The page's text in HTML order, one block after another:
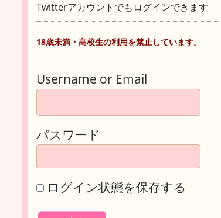
Twitterアカウントでもログインできます
18歳未満・高校生の利用を禁止しています。
Username or Email
パスワード
ログイン状態を保存する